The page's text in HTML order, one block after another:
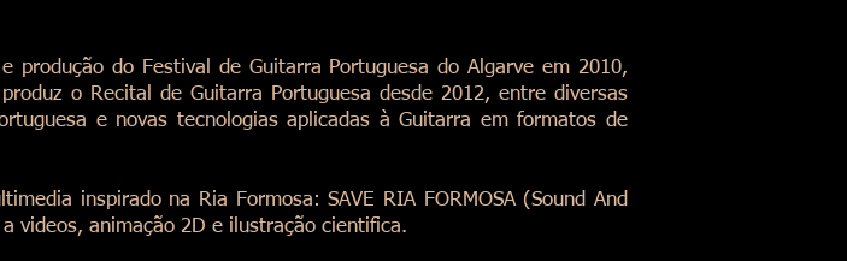
do Festival de Guitarra Portuguesa do Algarve em 2010,
o Recital de Guitarra Portuguesa desde 2012, entre diversas
e novas tecnologias aplicadas à Guitarra em formatos de
inspirado na Ria Formosa: SAVE RIA FORMOSA (Sound And
videos, animação 2D e ilustração cientifica.